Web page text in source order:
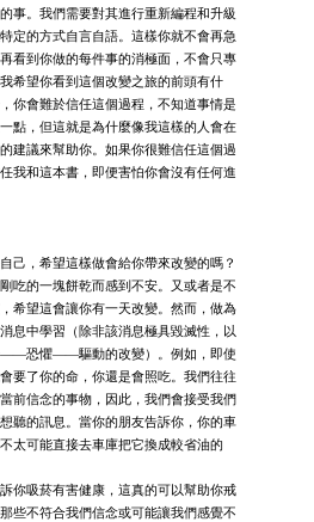
事。我們需要對其進行重新編程和升級
定的方式自言自語。這樣你就不會再急
看到你做的每件事的消極面，不會只專
希望你看到這個改變之旅的前頭有什
你會難於信任這個過程，不知道事情是
點，但這就是為什麼像我這樣的人會在
建議來幫助你。如果你很難信任這個過
我和這本書，即便害怕你會沒有任何進
己，希望這樣做會給你帶來改變的嗎？
吃的一塊餅乾而感到不安。又或者是不
希望這會讓你有一天改變。然而，做為
息中學習（除非該消息極具毀滅性，以
——恐懼——驅動的改變）。例如，即使
要了你的命，你還是會照吃。我們往往
前信念的事物，因此，我們會接受我們
聽的訊息。當你的朋友告訴你，你的車
太可能直接去車庫把它換成較省油的
你吸菸有害健康，這真的可以幫助你戒
些不符合我們信念或可能讓我們感覺不